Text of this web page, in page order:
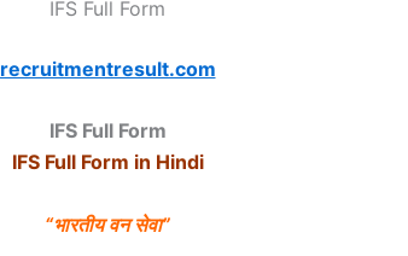
IFS Full Form
recruitmentresult.com
IFS Full Form
IFS Full Form in Hindi
“भारतीयवनसेवा”